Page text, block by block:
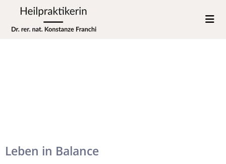
Leben in Balance